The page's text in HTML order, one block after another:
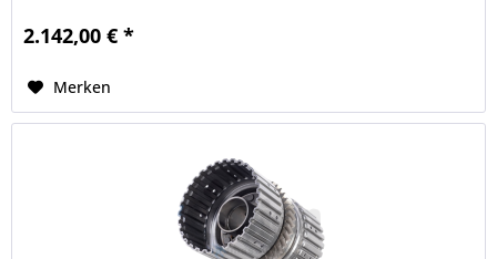
2.142,00 € *
Merken